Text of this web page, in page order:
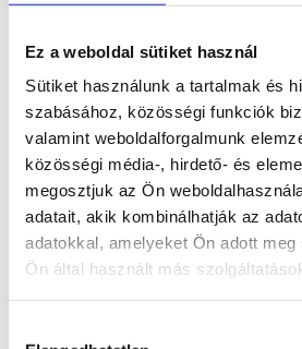
Ez a weboldal sütiket használ
Sütiket használunk a tartalmak és
szabásához, közösségi funkciók
valamint weboldalforgalmunk
közösségi média-, hirdető- és
megosztjuk az Ön
adatait, akik kombinálhatják az
adatokkal, amelyeket Ön adott
Ön által használt más
Szfalerit aura kocka 2,3
Szerpentin csúcs 11,8
g
Obszidián szív 5,3 x 4
Karneol golyó 2,9 cm
Mit tartalmaz a